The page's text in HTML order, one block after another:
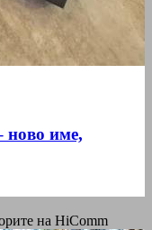
ново име,
на HiComm